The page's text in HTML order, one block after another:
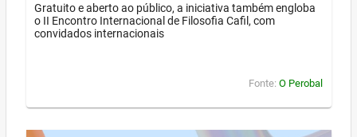
Gratuito e aberto ao público, a iniciativa também engloba
o II Encontro Internacional de Filosofia Cafil, com
convidados internacionais
Fonte: O Perobal